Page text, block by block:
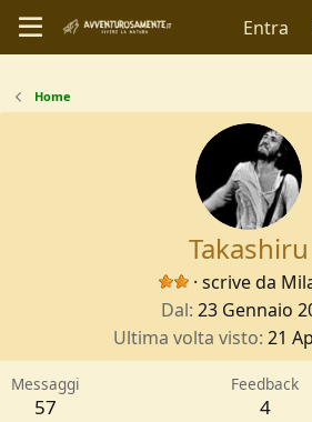
Entra
Home
Takashiru
· scrive da
Dal 23 Gennaio
Ultima volta visto 21
Messaggi
57
Feedback
4